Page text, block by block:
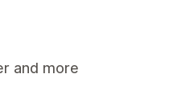
and more